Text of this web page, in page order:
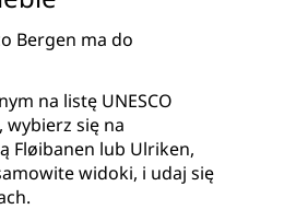
Bergen ma do
na listę UNESCO
wybierz się na
Fløibanen lub Ulriken,
widoki, i udaj się